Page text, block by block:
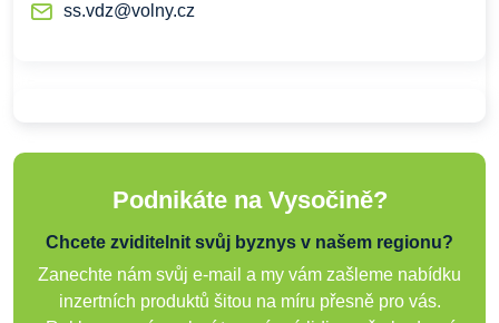
ss.vdz@volny.cz
Podnikáte na Vysočině?
Chcete zviditelnit svůj byznys v našem regionu?
Zanechte nám svůj e-mail a my vám zašleme nabídku
inzertních produktů šitou na míru přesně pro vás.